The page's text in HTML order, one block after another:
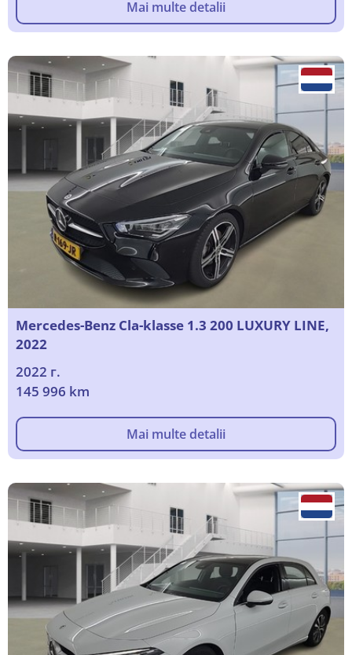
Mai multe detalii
Mercedes-Benz Cla-klasse 1.3 200 LUXURY LINE,
2022
2022 г.
145 996 km
Mai multe detalii